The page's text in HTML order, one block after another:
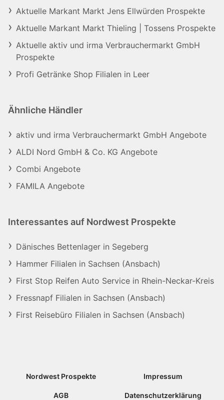
Aktuelle Markant Markt Jens Ellwürden Prospekte
Aktuelle Markant Markt Thieling | Tossens Prospekte
Aktuelle aktiv und irma Verbrauchermarkt GmbH
Prospekte
Profi Getränke Shop Filialen in Leer
Ähnliche Händler
aktiv und irma Verbrauchermarkt GmbH Angebote
ALDI Nord GmbH & Co. KG Angebote
Combi Angebote
FAMILA Angebote
Interessantes auf Nordwest Prospekte
Dänisches Bettenlager in Segeberg
Hammer Filialen in Sachsen (Ansbach)
First Stop Reifen Auto Service in Rhein-Neckar-Kreis
Fressnapf Filialen in Sachsen (Ansbach)
First Reisebüro Filialen in Sachsen (Ansbach)
Nordwest Prospekte Impressum
AGB Datenschutzerklärung